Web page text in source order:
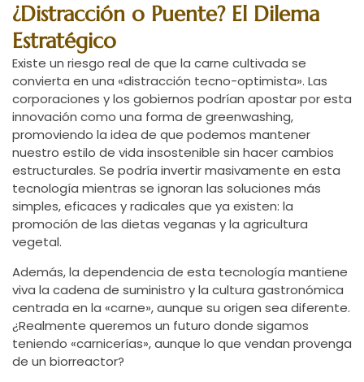
¿Distracción o Puente? El Dilema
Estratégico
Existe un riesgo real de que la carne cultivada se
convierta en una «distracción tecno-optimista». Las
corporaciones y los gobiernos podrían apostar por esta
innovación como una forma de greenwashing,
promoviendo la idea de que podemos mantener
nuestro estilo de vida insostenible sin hacer cambios
estructurales. Se podría invertir masivamente en esta
tecnología mientras se ignoran las soluciones más
simples, eficaces y radicales que ya existen: la
promoción de las dietas veganas y la agricultura
vegetal.
Además, la dependencia de esta tecnología mantiene
viva la cadena de suministro y la cultura gastronómica
centrada en la «carne», aunque su origen sea diferente.
¿Realmente queremos un futuro donde sigamos
teniendo «carnicerías», aunque lo que vendan provenga
de un biorreactor?